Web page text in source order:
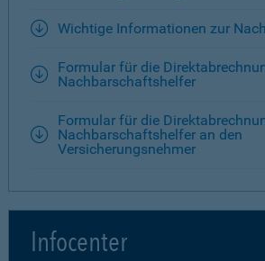
Wichtige Informationen zur
Formular für die
Nachbarschaftshelfer
Formular für die
Nachbarschaftshelfer an den
Versicherungsnehmer
Infocenter